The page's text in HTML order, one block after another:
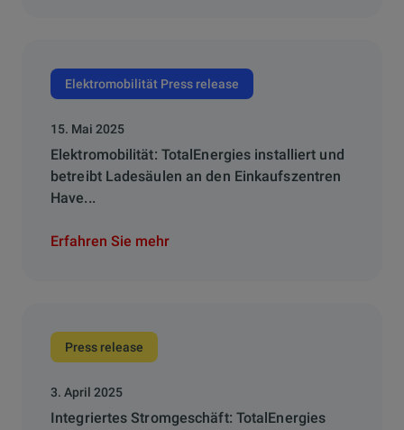
Elektromobilität Press release
15. Mai 2025
Elektromobilität: TotalEnergies installiert und
betreibt Ladesäulen an den Einkaufszentren
Have...
Erfahren Sie mehr
Press release
3. April 2025
Integriertes Stromgeschäft: TotalEnergies